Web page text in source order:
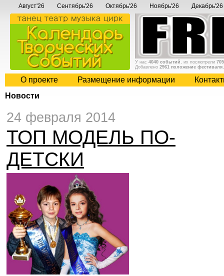
Август'26 Сентябрь'26 Октябрь'26 Ноябрь'26 Декабрь'26
У нас 4040 событий , их посмотрели
Добавлено 2961 положение фестиваля
О проекте Размещение информации
Новости
24 февраля 2014
ТОП МОДЕЛЬ ПО-
ДЕТСКИ